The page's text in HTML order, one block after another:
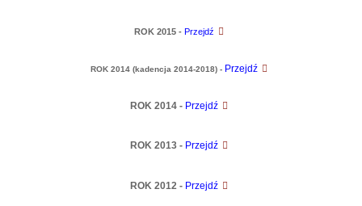
ROK 2015 - Przejdź
ROK 2014 (kadencja 2014-2018) - Przejdź
ROK 2014 - Przejdź
ROK 2013 - Przejdź
ROK 2012 - Przejdź